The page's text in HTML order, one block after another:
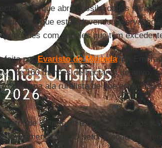
O que abre possibilidades para
que estão devendo reserva
com aqueles que têm
feita porEvaristo de Miranda, da
de 160 milhões de hectares de ativo, o
por uma ala ruralista de que então não
, diretor de Estratégia e Novos Negócios
implementação. "O setor produtivo